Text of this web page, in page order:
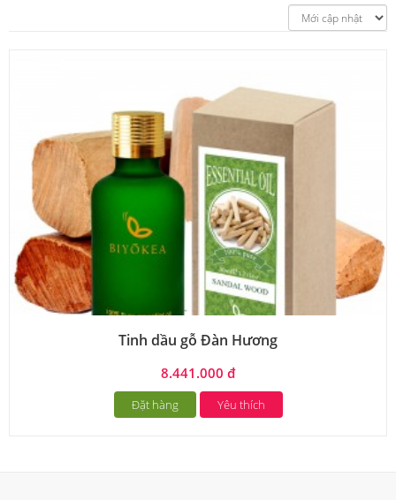
Tinh dầu gỗ Đàn Hương
8.441.000 đ
Đặt hàng Yêu thích